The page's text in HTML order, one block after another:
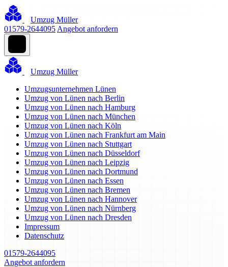
Umzug Müller
01579-2644095 Angebot anfordern
Umzug Müller
Umzugsunternehmen Lünen
Umzug von Lünen nach Berlin
Umzug von Lünen nach Hamburg
Umzug von Lünen nach München
Umzug von Lünen nach Köln
Umzug von Lünen nach Frankfurt am Main
Umzug von Lünen nach Stuttgart
Umzug von Lünen nach Düsseldorf
Umzug von Lünen nach Leipzig
Umzug von Lünen nach Dortmund
Umzug von Lünen nach Essen
Umzug von Lünen nach Bremen
Umzug von Lünen nach Hannover
Umzug von Lünen nach Nürnberg
Umzug von Lünen nach Dresden
Impressum
Datenschutz
01579-2644095
Angebot anfordern